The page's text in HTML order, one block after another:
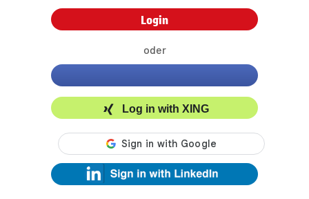
oder
Log in with XING